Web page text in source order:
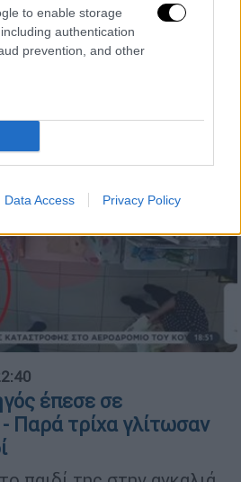
to enable storage
authentication
prevention, and other
Data Access Privacy Policy
είκοσι-τριάντα
όποιον βρίσκανε»
έπεσε σε
Παρά τρίχα γλίτωσαν